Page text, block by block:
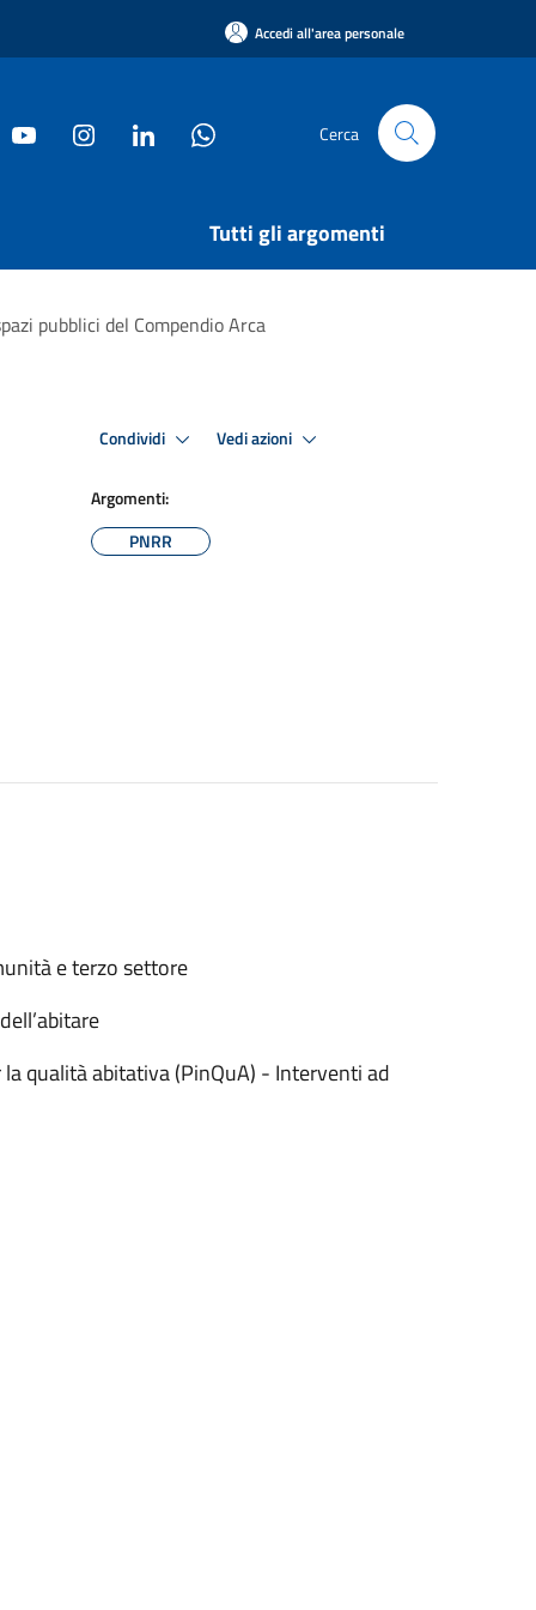
Accedi all'area personale
Cerca
Tutti gli argomenti
pubblici del Compendio Arca
Condividi Vedi azioni
Argomenti:
PNRR
e terzo settore
qualità abitativa (PinQuA) - Interventi ad